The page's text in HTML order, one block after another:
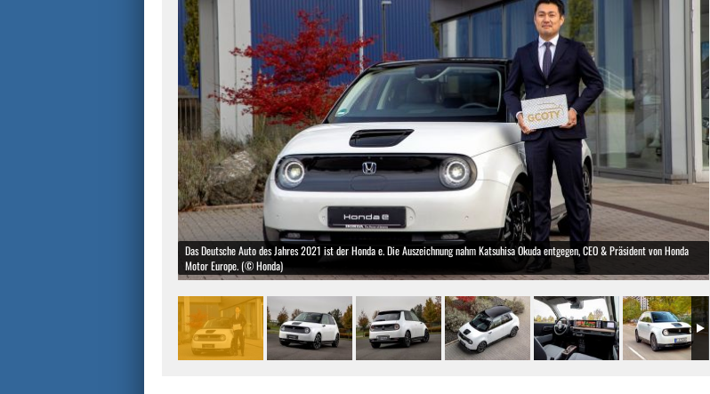
Das Deutsche Auto des Jahres 2021 ist der Honda e. Die Auszeichnung nahm Katsuhisa Okuda entgegen, CEO & Präsident von Honda
Motor Europe. (© Honda)